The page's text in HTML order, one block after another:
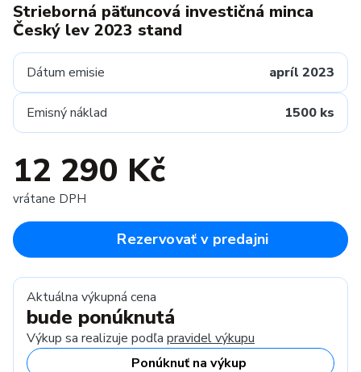
Strieborná päťuncová investičná minca
Český lev 2023 stand
Dátum emisie apríl 2023
Emisný náklad 1500 ks
12 290 Kč
vrátane DPH
Rezervovať v predajni
Aktuálna výkupná cena
bude ponúknutá
Výkup sa realizuje podľa pravidel výkupu
Ponúknuť na výkup